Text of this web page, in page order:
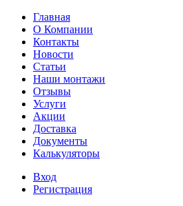
Главная
О Компании
Контакты
Новости
Статьи
Наши монтажи
Отзывы
Услуги
Акции
Доставка
Документы
Калькуляторы
Вход
Регистрация